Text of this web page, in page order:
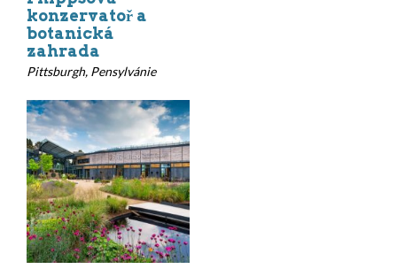
konzervatoř a
botanická
zahrada
Pittsburgh, Pensylvánie